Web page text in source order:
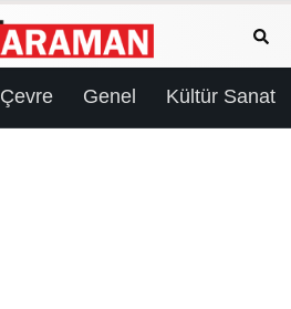
Çevre Genel Kültür Sanat